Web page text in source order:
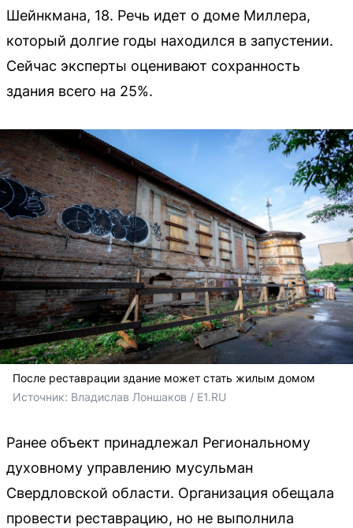
Шейнкмана, 18. Речь идет о доме Миллера,
который долгие годы находился в запустении.
Сейчас эксперты оценивают сохранность
здания всего на 25%.
После реставрации здание может стать жилым домом
Источник: Владислав Лоншаков / E1.RU
Ранее объект принадлежал Региональному
духовному управлению мусульман
Свердловской области. Организация обещала
провести реставрацию, но не выполнила